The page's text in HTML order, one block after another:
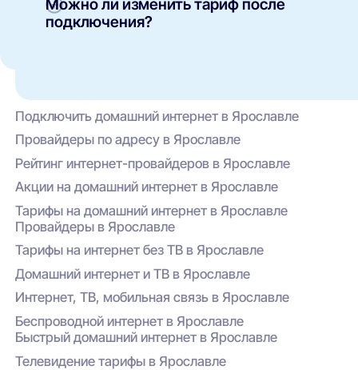
напрямую оператору.
Интерактивное ТВ (включая HD-каналы);
через личный кабинет или приложение
провайдера.
Можно ли изменить тариф после
подключения?
действующих акций.
Подключить домашний интернет в Ярославле
Провайдеры по адресу в Ярославле
Рейтинг интернет-провайдеров в Ярославле
Акции на домашний интернет в Ярославле
Тарифы на домашний интернет в Ярославле
Провайдеры в Ярославле
Тарифы на интернет без ТВ в Ярославле
Домашний интернет и ТВ в Ярославле
Интернет, ТВ, мобильная связь в Ярославле
Беспроводной интернет в Ярославле
Быстрый домашний интернет в Ярославле
Телевидение тарифы в Ярославле